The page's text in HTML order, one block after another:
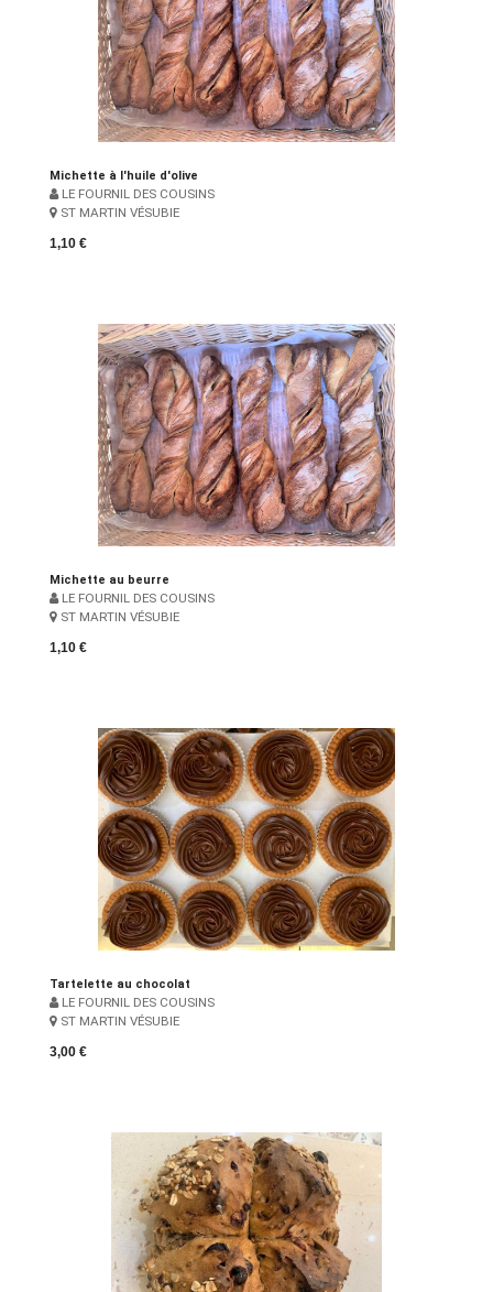
Michette à l'huile d'olive
LE FOURNIL DES COUSINS
ST MARTIN VÉSUBIE
1,10 €
Michette au beurre
LE FOURNIL DES COUSINS
ST MARTIN VÉSUBIE
1,10 €
Tartelette au chocolat
LE FOURNIL DES COUSINS
ST MARTIN VÉSUBIE
3,00 €